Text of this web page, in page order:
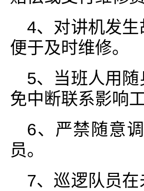
4、对讲机发
便于及时维修。
5、当班人用
免中断联系影响工
6、严禁随意
员。
7、巡逻队员